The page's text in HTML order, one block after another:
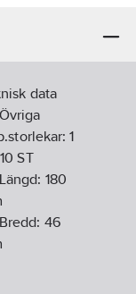
data
Övriga
1
ST
Längd: 180
Bredd: 46